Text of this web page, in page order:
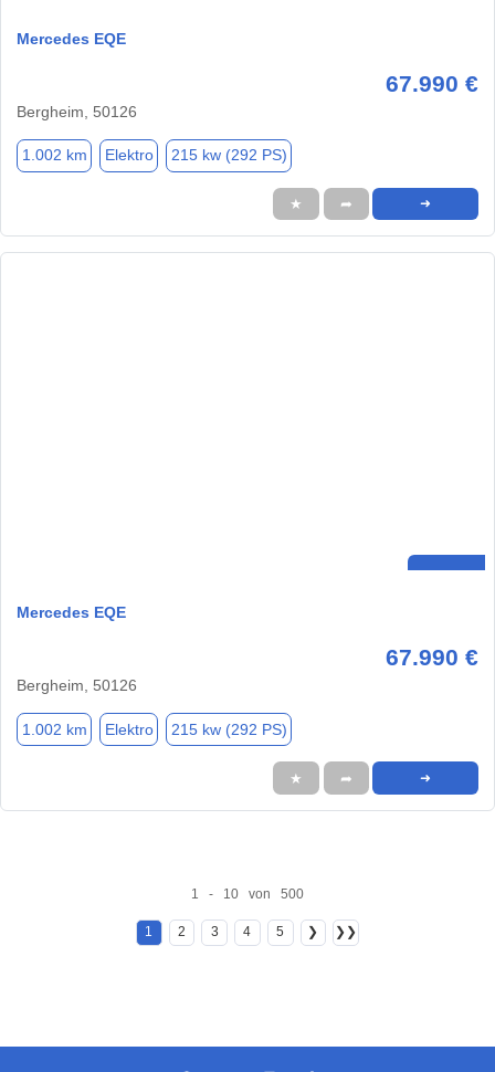
Mercedes EQE
67.990 €
Bergheim, 50126
1.002 km Elektro 215 kw (292 PS)
★ ➦ ➜
Mercedes EQE
67.990 €
Bergheim, 50126
1.002 km Elektro 215 kw (292 PS)
★ ➦ ➜
1 - 10 von 500
1 2 3 4 5 ❯ ❯❯